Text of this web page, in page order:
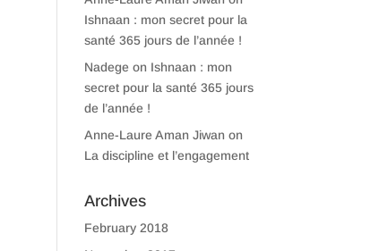
Ishnaan : mon secret pour la
santé 365 jours de l’année !
Nadege on Ishnaan : mon
secret pour la santé 365 jours
de l’année !
Anne-Laure Aman Jiwan on
La discipline et l’engagement
Archives
February 2018